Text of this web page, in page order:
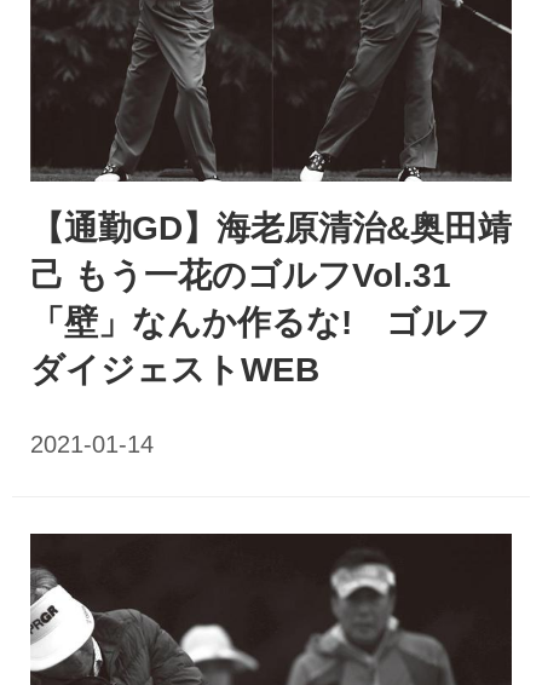
【通勤GD】海老原清治&奥田靖
己 もう一花のゴルフVol.31
「壁」なんか作るな! ゴルフ
ダイジェストWEB